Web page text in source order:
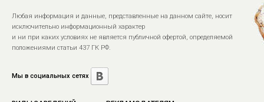
Любая информация и данные, представленные на данном сайте, носит
исключительно информационный характер
и ни при каких условиях не является публичной офертой, определяемой
положениями статьи 437 ГК РФ.
Мы в социальных сетях